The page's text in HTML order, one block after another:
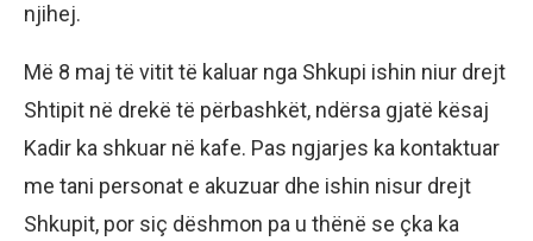
njihej.
Më 8 maj të vitit të kaluar nga Shkupi ishin niur drejt
Shtipit në drekë të përbashkët, ndërsa gjatë kësaj
Kadir ka shkuar në kafe. Pas ngjarjes ka kontaktuar
me tani personat e akuzuar dhe ishin nisur drejt
Shkupit, por siç dëshmon pa u thënë se çka ka